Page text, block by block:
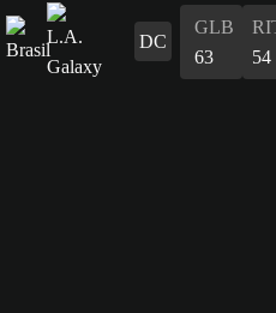
DC
GLB
63
54